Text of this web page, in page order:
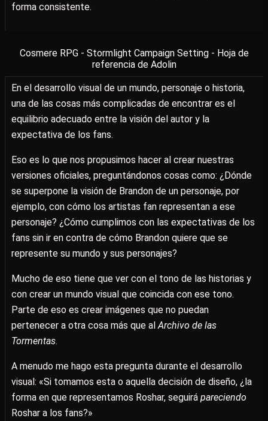
forma consistente.
Cosmere RPG - Stormlight Campaign Setting - Hoja de
referencia de Adolin
En el desarrollo visual de un mundo, personaje o historia,
una de las cosas más complicadas de encontrar es el
equilibrio adecuado entre la visión del autor y la
expectativa de los fans.
Eso es lo que nos propusimos hacer al crear nuestras
versiones oficiales, preguntándonos cosas como: ¿Dónde
se superpone la visión de Brandon de un personaje, por
ejemplo, con cómo los artistas fan representan a ese
personaje? ¿Cómo cumplimos con las expectativas de los
fans sin ir en contra de cómo Brandon quiere que se
represente su mundo y sus personajes?
Mucho de eso tiene que ver con el tono de las historias y
con crear un mundo visual que coincida con ese tono.
Parte de eso es crear imágenes que no puedan
pertenecer a otra cosa más que al Archivo de las
Tormentas.
A menudo me hago esta pregunta durante el desarrollo
visual: «Si tomamos esta o aquella decisión de diseño, ¿la
forma en que representamos Roshar, seguirá pareciendo
Roshar a los fans?»